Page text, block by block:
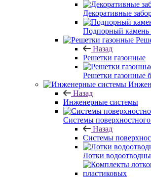
Декоративные
Подпорный камень
Назад
Решетки газонные
Решетки газонные
Назад
Инженерные системы
Системы поверхностного
Назад
Системы
Лотки